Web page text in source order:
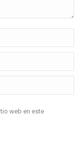
web en este